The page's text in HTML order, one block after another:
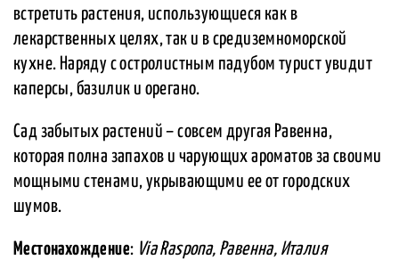
встретить растения, использующиеся как в
лекарственных целях, так и в средиземноморской
кухне. Наряду с остролистным падубом турист увидит
каперсы, базилик и орегано.
Сад забытых растений – совсем другая Равенна,
которая полна запахов и чарующих ароматов за своими
мощными стенами, укрывающими ее от городских
шумов.
Местонахождение: Via Raspona, Равенна, Италия